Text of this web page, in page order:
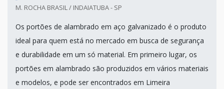
M. ROCHA BRASIL / INDAIATUBA - SP
Os portões de alambrado em aço galvanizado é o produto
ideal para quem está no mercado em busca de segurança
e durabilidade em um só material. Em primeiro lugar, os
portões em alambrado são produzidos em vários materiais
e modelos, e pode ser encontrados em Limeira